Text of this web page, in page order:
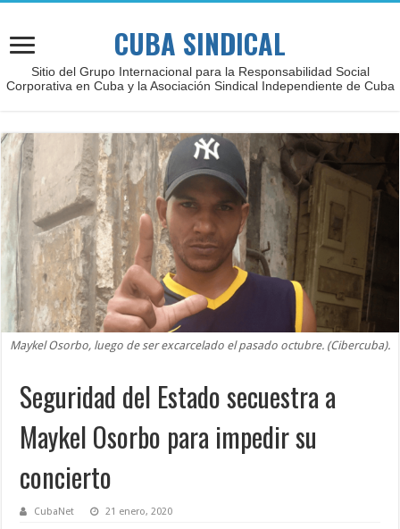
CUBA SINDICAL
Sitio del Grupo Internacional para la Responsabilidad Social
Corporativa en Cuba y la Asociación Sindical Independiente de Cuba
Maykel Osorbo, luego de ser excarcelado el pasado octubre. (Cibercuba).
Seguridad del Estado secuestra a
Maykel Osorbo para impedir su
concierto
CubaNet 21 enero, 2020